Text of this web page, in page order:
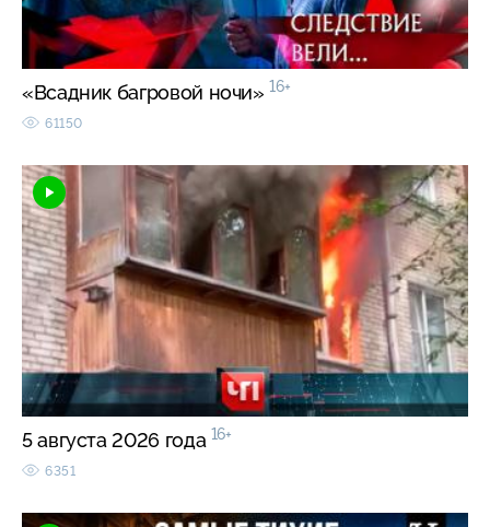
«Всадник багровой ночи» 16+
61150
5 августа 2026 года 16+
6351